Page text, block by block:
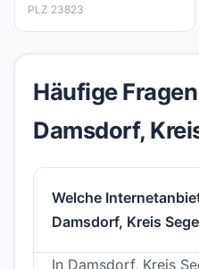
PLZ 23823
Häufige
Damsdorf,
Welche
Damsdorf, Kreis
In Damsdorf, Kreis